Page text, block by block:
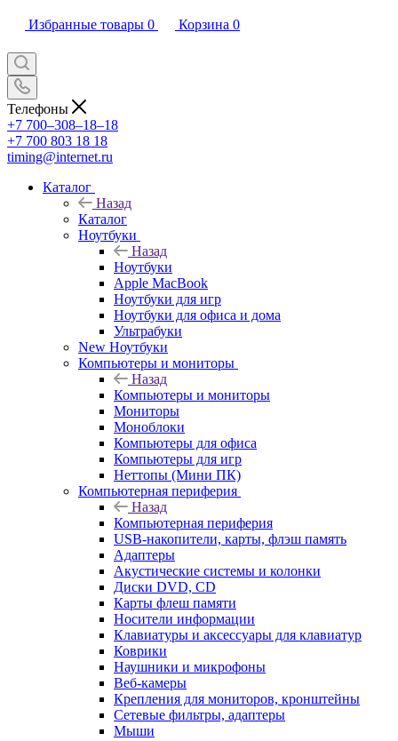
Избранные товары 0 Корзина 0
Телефоны
+7 700‒308‒18‒18
+7 700 803 18 18
timing@internet.ru
Каталог
Назад
Каталог
Ноутбуки
Назад
Ноутбуки
Apple MacBook
Ноутбуки для игр
Ноутбуки для офиса и дома
Ультрабуки
New Ноутбуки
Компьютеры и мониторы
Назад
Компьютеры и мониторы
Мониторы
Моноблоки
Компьютеры для офиса
Компьютеры для игр
Неттопы (Мини ПК)
Компьютерная периферия
Назад
Компьютерная периферия
USB-накопители, карты, флэш память
Адаптеры
Акустические системы и колонки
Диски DVD, CD
Карты флеш памяти
Носители информации
Клавиатуры и аксессуары для клавиатур
Коврики
Наушники и микрофоны
Веб-камеры
Крепления для мониторов, кронштейны
Сетевые фильтры, адаптеры
Мыши